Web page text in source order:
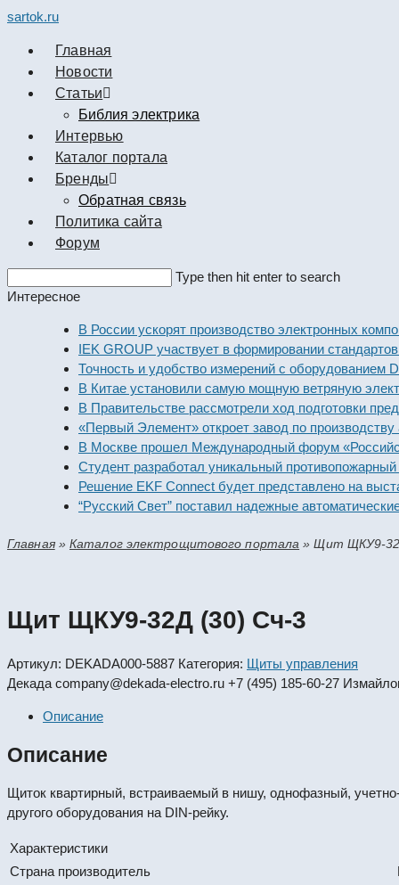
sartok.ru
Главная
Новости
Cтатьи
Библия электрика
Интервью
Каталог портала
Бренды
Обратная связь
Политика сайта
Форум
this
Type then hit enter to search
Интересное
В России ускорят производство электронных
IEK GROUP участвует в формировании стандартов
Точность и удобство измерений с оборудованием Dekraft
В Китае установили самую мощную ветряную
В Правительстве рассмотрели ход подготовки
«Первый Элемент» откроет завод по производству
В Москве прошел Международный форум «Российская
Студент разработал уникальный противопожарный
Решение EKF Connect будет представлено на выставке
“Русский Свет” поставил надежные автоматические
Главная»Каталог электрощитового портала »Щит ЩКУ9-
Щит ЩКУ9-32Д (30) Сч-3
Артикул: DEKADA000-5887 Категория: Щиты управления
Декада company@dekada-electro.ru +7 (495) 185-60-27
Описание
Описание
Щиток квартирный, встраиваемый в нишу, однофазный,
другого оборудования на DIN-рейку.
Характеристики
Страна производитель